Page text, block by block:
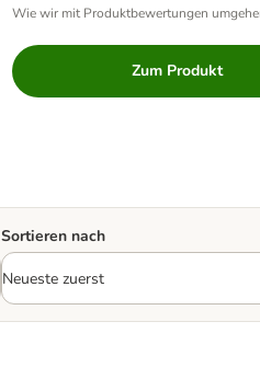
Wie wir mit Produktbewertungen
Zum Produkt
Sortieren nach